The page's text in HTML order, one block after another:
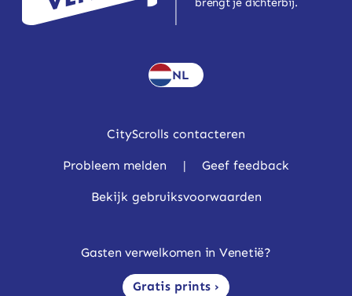
NL
CityScrolls contacteren
Probleem melden | Geef feedback
Bekijk gebruiksvoorwaarden
Gasten verwelkomen in Venetië?
Gratis prints ›